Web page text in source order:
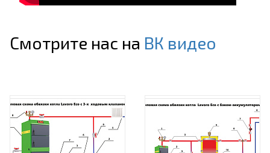
Смотрите нас на ВК видео